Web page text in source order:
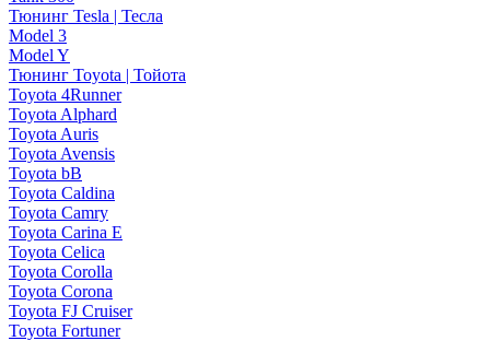
Тюнинг Tesla | Тесла
Model 3
Model Y
Тюнинг Toyota | Тойота
Toyota 4Runner
Toyota Alphard
Toyota Auris
Toyota Avensis
Toyota bB
Toyota Caldina
Toyota Camry
Toyota Carina E
Toyota Celica
Toyota Corolla
Toyota Corona
Toyota FJ Cruiser
Toyota Fortuner